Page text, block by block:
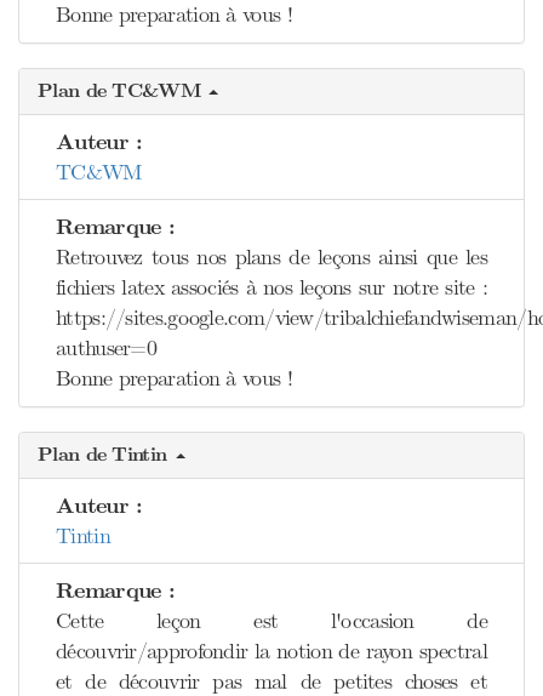
Bonne preparation à vous !
Plan de TC&WM
Auteur :
TC&WM
Remarque :
Retrouvez tous nos plans de leçons ainsi que les
fichiers latex associés à nos leçons sur notre site :
https://sites.google.com/view/tribalchiefandwiseman/
authuser=0
Bonne preparation à vous !
Plan de Tintin
Auteur :
Tintin
Remarque :
Cette leçon est l'occasion de
découvrir/approfondir la notion de rayon spectral
et de découvrir pas mal de petites choses et